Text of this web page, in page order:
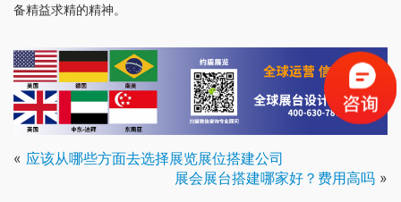
备精益求精的精神。
« 应该从哪些方面去选择展览展位搭建公司
展会展台搭建哪家好？费用高吗 »